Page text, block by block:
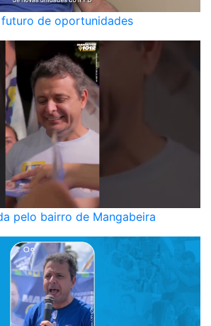
futuro de oportunidades
pelo bairro de Mangabeira